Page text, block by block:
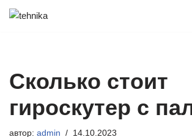
Сколько стоит
гироскутер с
автор: admin 14.10.2023